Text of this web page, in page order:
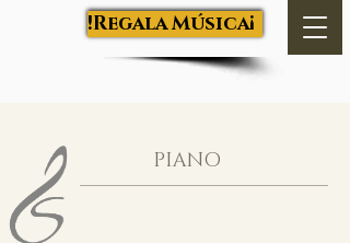
Salva Luján ¡Regala Música!
PIANO